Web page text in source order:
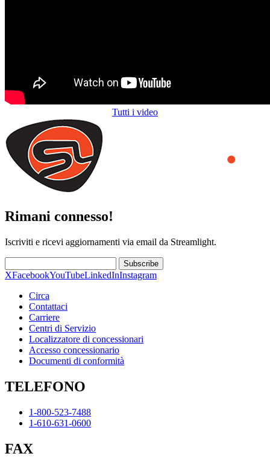
Tutti i video
Rimani connesso!
Iscriviti e ricevi aggiornamenti via email da Streamlight.
Subscribe
XFacebookYouTubeLinkedInInstagram
Circa
Contattaci
Carriere
Centri di Servizio
Localizzatore di concessionari
Accesso concessionario
Documenti di conformità
TELEFONO
1-800-523-7488
1-610-631-0600
FAX